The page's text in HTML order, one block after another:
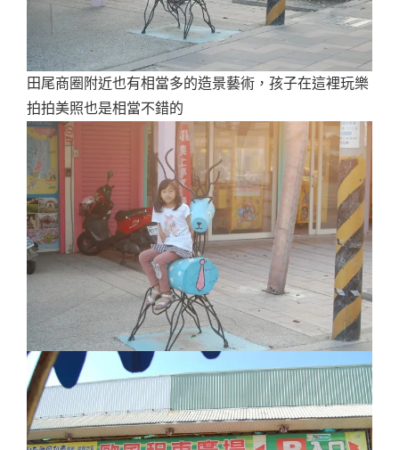
田尾商圈附近也有相當多的造景藝術，孩子在這裡玩樂
拍拍美照也是相當不錯的